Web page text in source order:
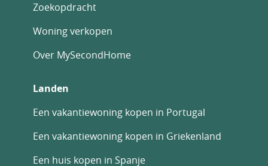
Zoekopdracht
Woning verkopen
Over MySecondHome
Landen
Een vakantiewoning kopen in Portugal
Een vakantiewoning kopen in Griekenland
Een huis kopen in Spanje